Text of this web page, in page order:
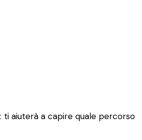
ti aiuterà a capire quale percorso